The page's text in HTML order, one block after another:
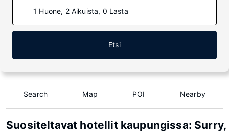
1 Huone, 2 Aikuista, 0 Lasta
Etsi
Search Map POI Nearby
Suositeltavat hotellit kaupungissa: Surry,